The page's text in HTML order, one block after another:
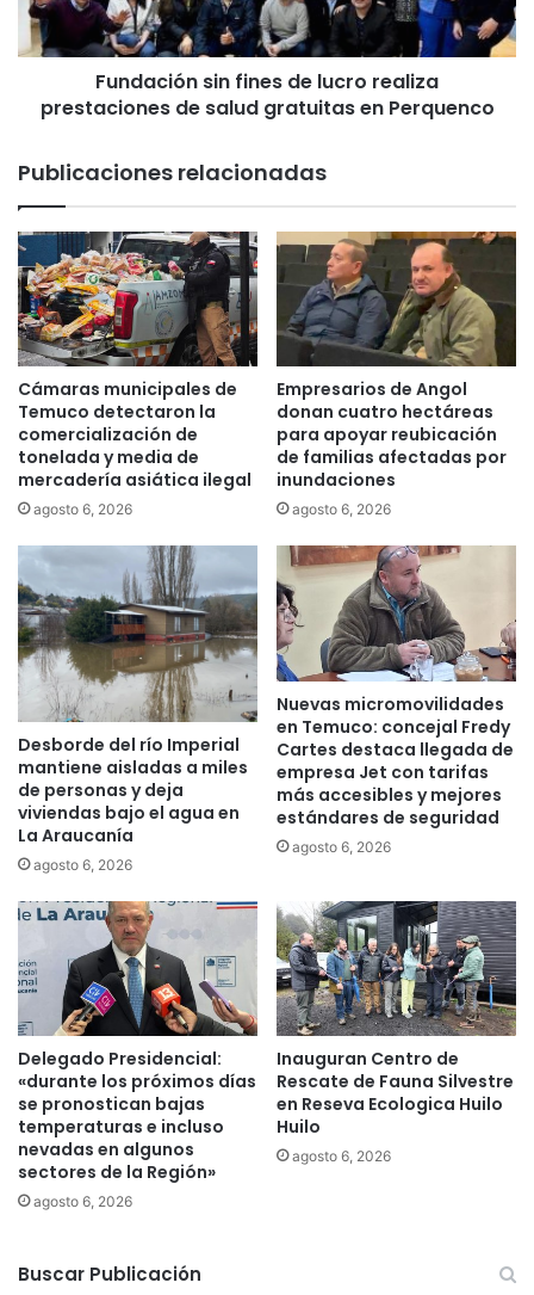
e
H
H
A
c
o
n
m
e
o
r
ó
e
l
s
d
e
C
o
i
e
t
i
a
ó
d
e
l
C
á
n
c
e
n
n
i
n
e
s
d
e
l
u
c
r
o
r
e
a
z
a
p
r
e
a
i
o
n
s
e
s
l
u
d
g
r
a
t
u
a
Fundación sin fines de lucro realiza
prestaciones de salud gratuitas en Perquenco
Publicaciones relacionadas
Cámaras municipales de
Temuco detectaron la
comercialización de
tonelada y media de
mercadería asiática ilegal
agosto 6, 2026
Empresarios de Angol
donan cuatro hectáreas
para apoyar reubicación
de familias afectadas por
inundaciones
agosto 6, 2026
Desborde del río Imperial
mantiene aisladas a miles
de personas y deja
viviendas bajo el agua en
La Araucanía
agosto 6, 2026
Nuevas micromovilidades
en Temuco: concejal Fredy
Cartes destaca llegada de
empresa Jet con tarifas
más accesibles y mejores
estándares de seguridad
agosto 6, 2026
Delegado Presidencial:
«durante los próximos días
se pronostican bajas
temperaturas e incluso
nevadas en algunos
sectores de la Región»
agosto 6, 2026
Inauguran Centro de
Rescate de Fauna Silvestre
en Reseva Ecologica Huilo
Huilo
agosto 6, 2026
Buscar Publicación